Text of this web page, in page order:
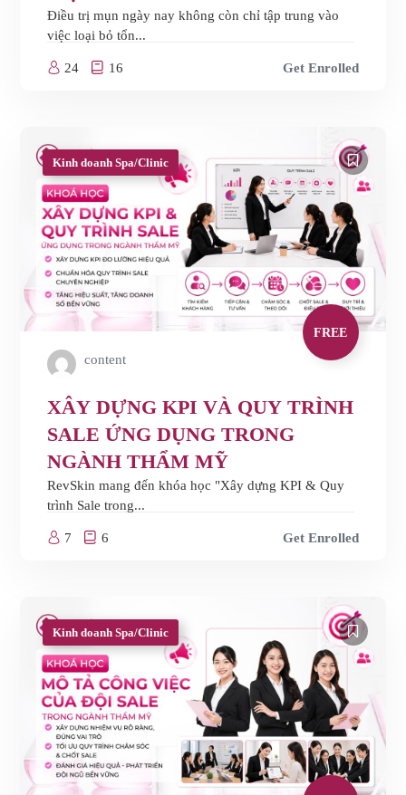
Điều trị mụn ngày nay không còn chỉ tập trung vào
việc loại bỏ tổn...
24 16 Get Enrolled
Kinh doanh Spa/Clinic
FREE
content
XÂY DỰNG KPI VÀ QUY TRÌNH
SALE ỨNG DỤNG TRONG
NGÀNH THẨM MỸ
RevSkin mang đến khóa học "Xây dựng KPI & Quy
trình Sale trong...
7 6 Get Enrolled
Kinh doanh Spa/Clinic